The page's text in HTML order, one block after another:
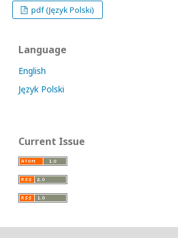
pdf (Język Polski)
Language
English
Język Polski
Current Issue